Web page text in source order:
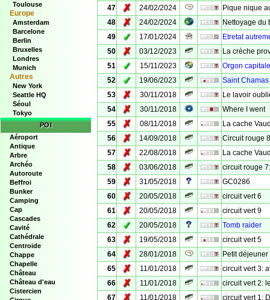
Toulouse
Europe
Amsterdam
Barcelone
Berlin
Bruxelles
Londres
Munich
Autres
New York
Seattle HQ
Séoul
Tokyo
POI
Aéroport
Antique
Arbre
Archéo
Autoroute
Beffroi
Bunker
Camping
Cap
Cascades
Cavité
Cathédrale
Centroide
Chappe
Chapelle
Château
Château d'eau
Cistercien
47
✗ 24/02/2024
Pique nique
48
✗ 24/02/2024
Nettoyage du
49
✓ 17/01/2024
Etretat
50
✗ 03/12/2023
La crèche
51
✓ 15/11/2023
Orgon
52
✓ 19/06/2023
Saint Chamas
53
✗ 30/11/2018
Le lavoir
54
✗ 30/11/2018
Where I went
55
✗ 08/11/2018
La cache
56
✗ 14/09/2018
Circuit rouge
57
✗ 22/08/2018
La cache
58
✗ 03/06/2018
circuit rouge
59
✗ 31/05/2018
GC0286
60
✗ 20/05/2018
circuit vert 6
61
✗ 20/05/2018
circuit vert 9
62
✓ 20/05/2018
Tomb raider
63
✗ 19/05/2018
circuit vert 5
64
✗ 28/01/2018
Petit
65
✗ 11/01/2018
circuit vert 3:
66
✗ 11/01/2018
circuit vert 2:
67
11/01/2018
circuit vert 1: